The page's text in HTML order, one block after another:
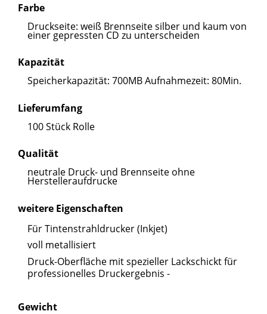
Farbe
Druckseite: weiß Brennseite silber und kaum von
einer gepressten CD zu unterscheiden
Kapazität
Speicherkapazität: 700MB Aufnahmezeit: 80Min.
Lieferumfang
100 Stück Rolle
Qualität
neutrale Druck- und Brennseite ohne
Herstelleraufdrucke
weitere Eigenschaften
Für Tintenstrahldrucker (Inkjet)
voll metallisiert
Druck-Oberfläche mit spezieller Lackschickt für
professionelles Druckergebnis -
Gewicht